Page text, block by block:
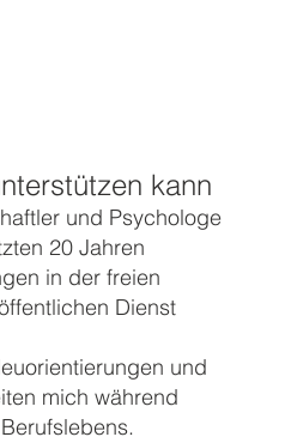
und Psychologe
20 Jahren
in der freien
Dienst
und
mich während
kann